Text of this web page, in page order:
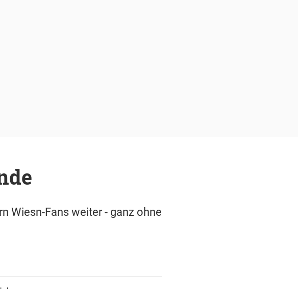
Wiesn-Fans weiter - ganz ohne